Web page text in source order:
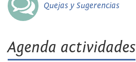
Quejas y Sugerencias
Agenda actividades